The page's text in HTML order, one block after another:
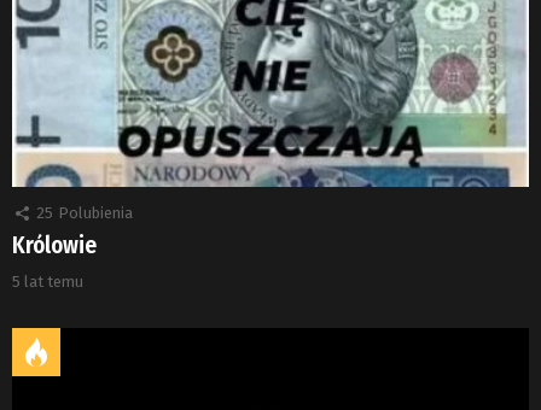
25 Polubienia
Królowie
5 lat temu